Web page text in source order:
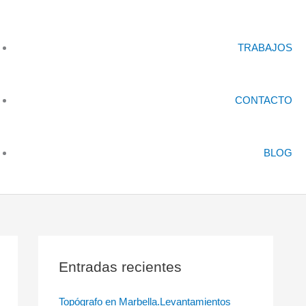
TRABAJOS
CONTACTO
BLOG
Entradas recientes
Topógrafo en Marbella.Levantamientos